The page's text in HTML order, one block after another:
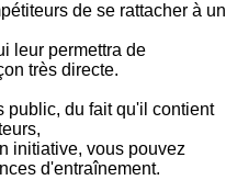
de se rattacher à un
leur permettra de
très directe.
public, du fait qu'il contient
initiative, vous pouvez
d'entraînement.